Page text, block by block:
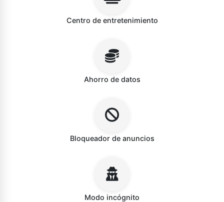
Centro de entretenimiento
Ahorro de datos
Bloqueador de anuncios
Modo incógnito